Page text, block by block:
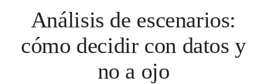
Análisis de escenarios:
cómo decidir con datos y
no a ojo